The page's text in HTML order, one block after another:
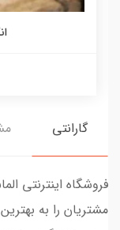
گارانتی
فروشگاه اینترنتی
مشتریان را به